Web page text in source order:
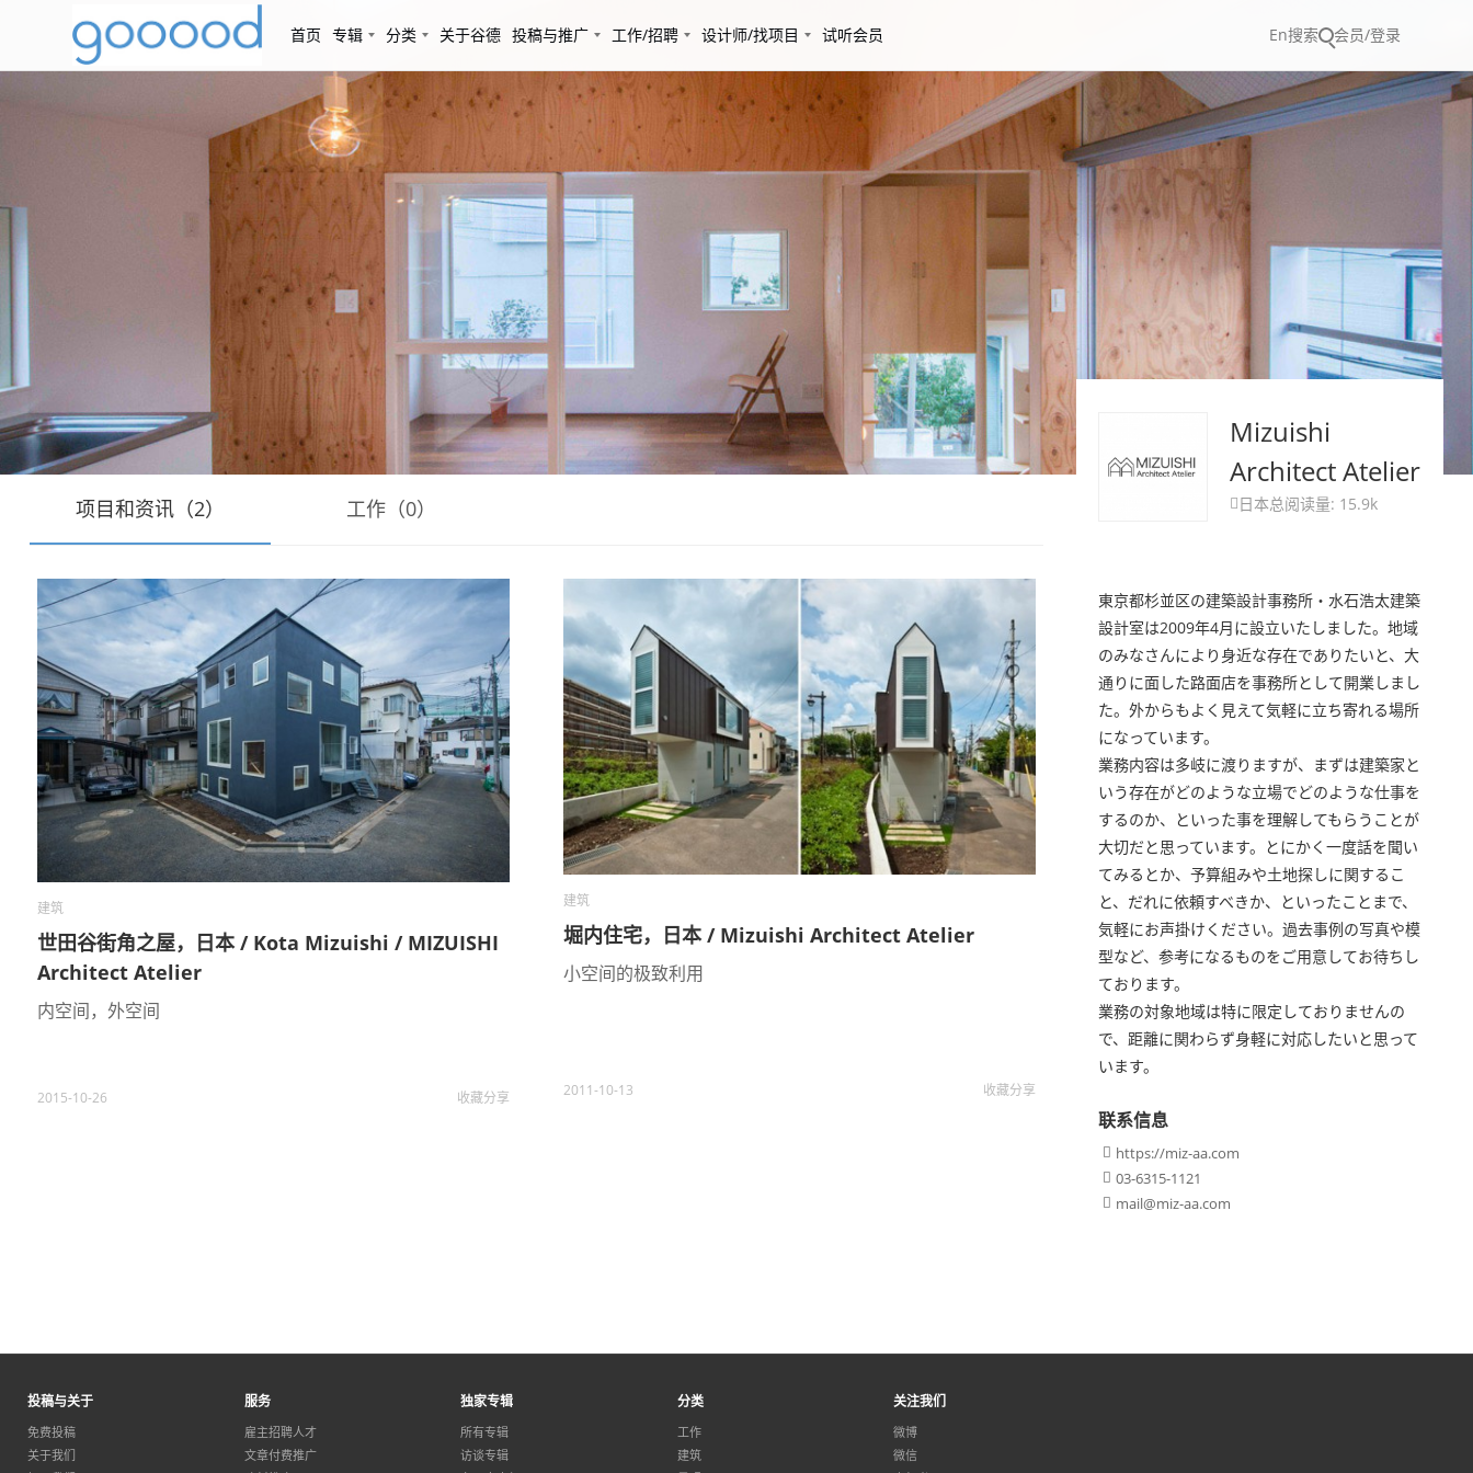
首页 专辑 分类 关于谷德 投稿与推广 工作/招聘 设计师/找项目 试听会员 En搜索 会员/登录
项目和资讯（2） 工作（0）
建筑
世田谷街角之屋，日本 / Kota Mizuishi / MIZUISHI
Architect Atelier
内空间，外空间
2015-10-26 收藏分享
建筑
堀内住宅，日本 / Mizuishi Architect Atelier
小空间的极致利用
2011-10-13 收藏分享
Mizuishi
Architect Atelier
 日本总阅读量: 15.9k
東京都杉並区の建築設計事務所・水石浩太建築
設計室は2009年4月に設立いたしました。地域
のみなさんにより身近な存在でありたいと、大
通りに面した路面店を事務所として開業しまし
た。外からもよく見えて気軽に立ち寄れる場所
になっています。
業務内容は多岐に渡りますが、まずは建築家と
いう存在がどのような立場でどのような仕事を
するのか、といった事を理解してもらうことが
大切だと思っています。とにかく一度話を聞い
てみるとか、予算組みや土地探しに関するこ
と、だれに依頼すべきか、といったことまで、
気軽にお声掛けください。過去事例の写真や模
型など、参考になるものをご用意してお待ちし
ております。
業務の対象地域は特に限定しておりませんの
で、距離に関わらず身軽に対応したいと思って
います。
联系信息
 https://miz-aa.com
 03-6315-1121
 mail@miz-aa.com
投稿与关于
免费投稿
关于我们
服务
雇主招聘人才
文章付费推广
独家专辑
所有专辑
访谈专辑
分类
工作
建筑
关注我们
微博
微信